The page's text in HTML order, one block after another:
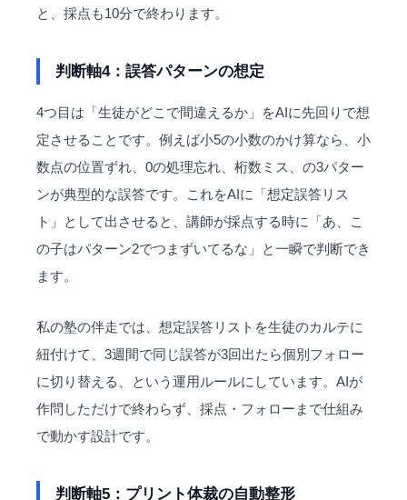
と、採点も10分で終わります。
判断軸4：誤答パターンの想定
4つ目は「生徒がどこで間違えるか」をAIに先回りで想
定させることです。例えば小5の小数のかけ算なら、小
数点の位置ずれ、0の処理忘れ、桁数ミス、の3パター
ンが典型的な誤答です。これをAIに「想定誤答リス
ト」として出させると、講師が採点する時に「あ、こ
の子はパターン2でつまずいてるな」と一瞬で判断でき
ます。
私の塾の伴走では、想定誤答リストを生徒のカルテに
紐付けて、3週間で同じ誤答が3回出たら個別フォロー
に切り替える、という運用ルールにしています。AIが
作問しただけで終わらず、採点・フォローまで仕組み
で動かす設計です。
判断軸5：プリント体裁の自動整形